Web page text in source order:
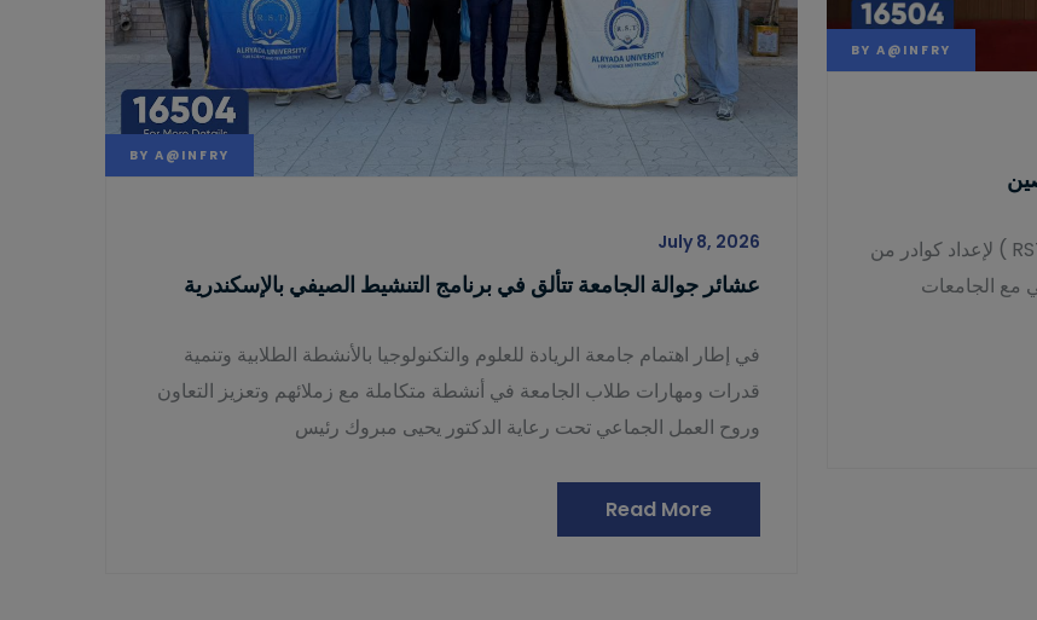
BY A@INFRY
July 8, 2026
عشائر جوالة الجامعة تتألق في برنامج التنشيط الصيفي بالإسكندرية
في إطار اهتمام جامعة الريادة للعلوم والتكنولوجيا بالأنشطة الطلابية وتنمية
قدرات ومهارات طلاب الجامعة في أنشطة متكاملة مع زملائهم وتعزيز التعاون
وروح العمل الجماعي تحت رعاية الدكتور يحيى مبروك رئيس
Read More
BY A@INFRY
في إطار استراتيجية جامعة الريادة للعلوم والتكنولوجيا ( RST ) لإعداد كوادر من
مع الجامعات